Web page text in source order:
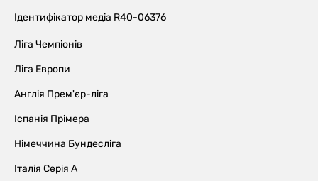
Ідентифікатор медіа R40-06376
Ліга Чемпіонів
Ліга Европи
Англія Прем'єр-ліга
Іспанія Прімера
Німеччина Бундесліга
Італія Серія А